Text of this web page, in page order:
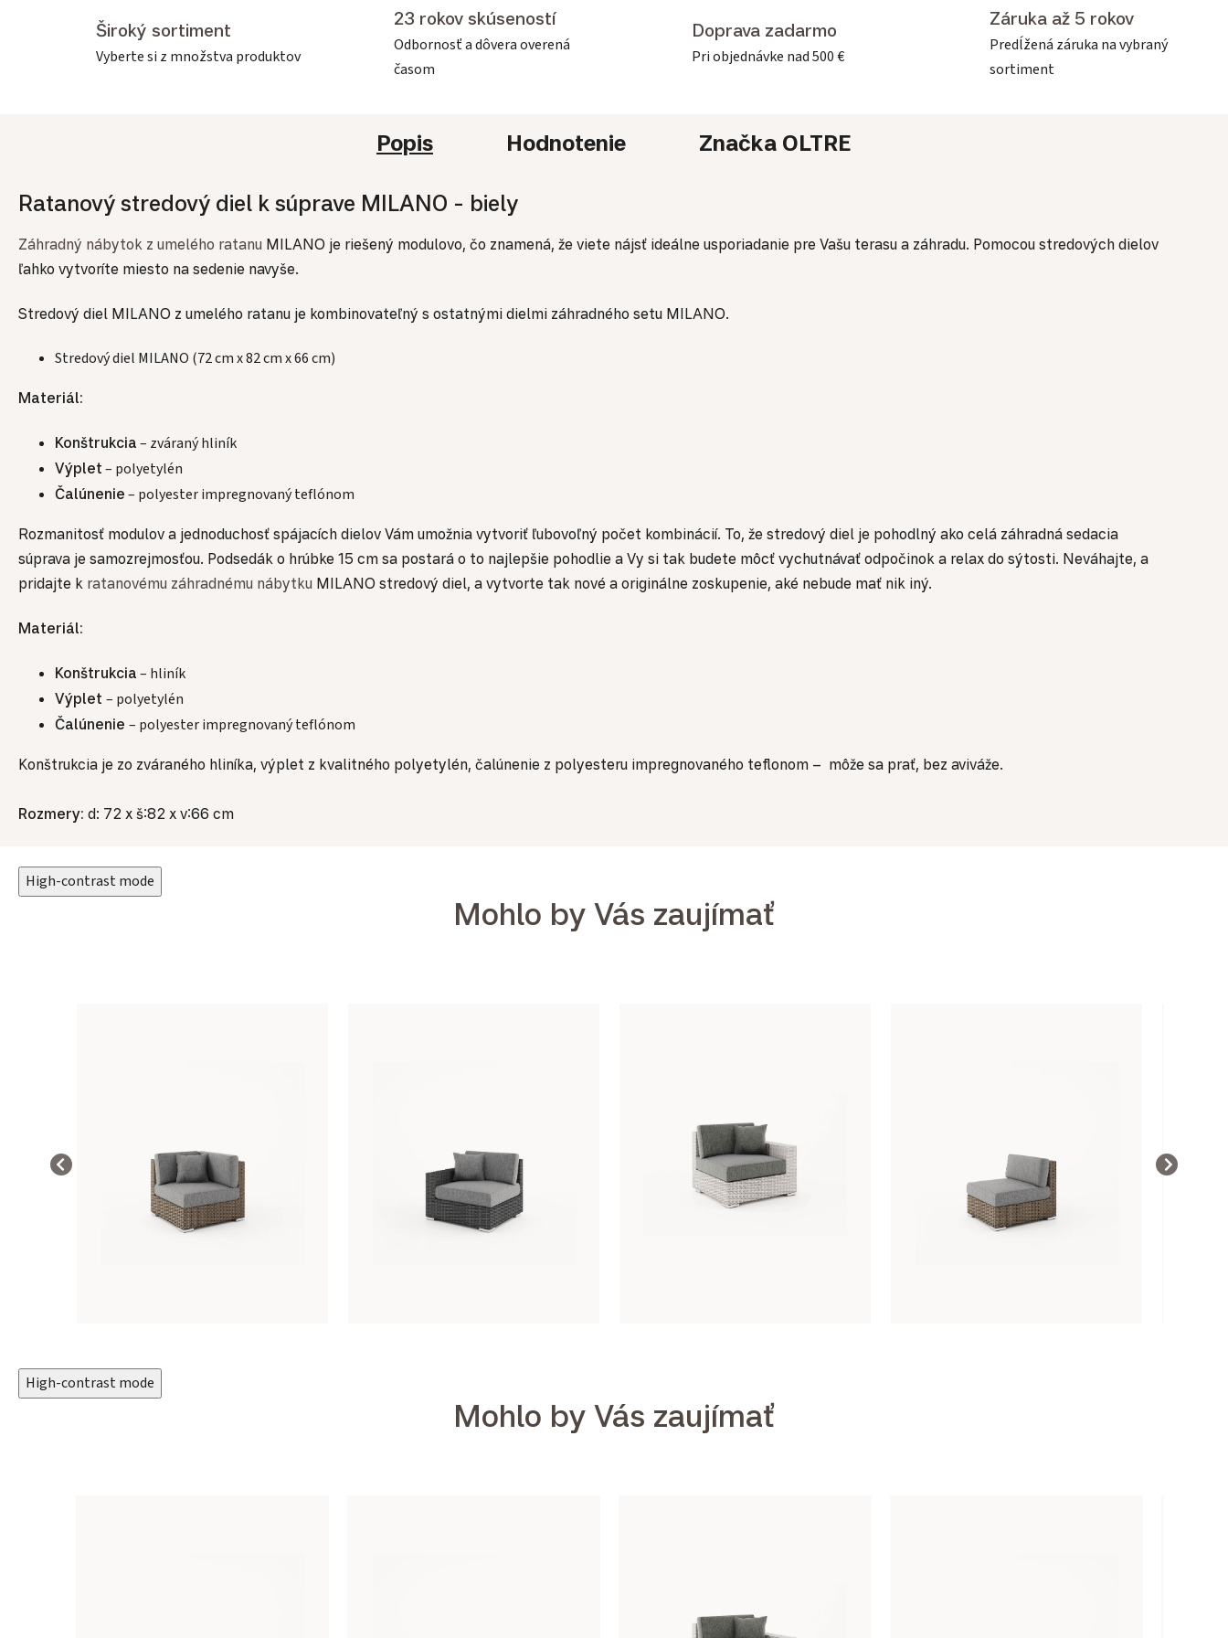
Široký sortiment
Vyberte si z množstva produktov
23 rokov skúseností
Odbornosť a dôvera overená
časom
Doprava zadarmo
Pri objednávke nad 500 €
Záruka až 5 rokov
Predĺžená záruka na vybraný
sortiment
Popis Hodnotenie Značka OLTRE
Ratanový stredový diel k súprave MILANO - biely
Záhradný nábytok z umelého ratanu MILANO je riešený modulovo, čo znamená, že viete nájsť ideálne usporiadanie pre Vašu terasu a záhradu. Pomocou stredových dielov
ľahko vytvoríte miesto na sedenie navyše.
Stredový diel MILANO z umelého ratanu je kombinovateľný s ostatnými dielmi záhradného setu MILANO.
Stredový diel MILANO (72 cm x 82 cm x 66 cm)
Materiál:
Konštrukcia – zváraný hliník
Výplet – polyetylén
Čalúnenie – polyester impregnovaný teflónom
Rozmanitosť modulov a jednoduchosť spájacích dielov Vám umožnia vytvoriť ľubovoľný počet kombinácií. To, že stredový diel je pohodlný ako celá záhradná sedacia
súprava je samozrejmosťou. Podsedák o hrúbke 15 cm sa postará o to najlepšie pohodlie a Vy si tak budete môcť vychutnávať odpočinok a relax do sýtosti. Neváhajte, a
pridajte k ratanovému záhradnému nábytku MILANO stredový diel, a vytvorte tak nové a originálne zoskupenie, aké nebude mať nik iný.
Materiál:
Konštrukcia – hliník
Výplet – polyetylén
Čalúnenie – polyester impregnovaný teflónom
Konštrukcia je zo zváraného hliníka, výplet z kvalitného polyetylén, čalúnenie z polyesteru impregnovaného teflonom – môže sa prať, bez aviváže.
Rozmery: d: 72 x š:82 x v:66 cm
High-contrast mode
Mohlo by Vás zaujímať
High-contrast mode
Mohlo by Vás zaujímať